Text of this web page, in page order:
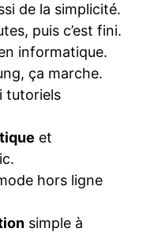
de la simplicité.
puis c’est fini.
informatique.
ça marche.
tutoriels
et
hors ligne
simple à